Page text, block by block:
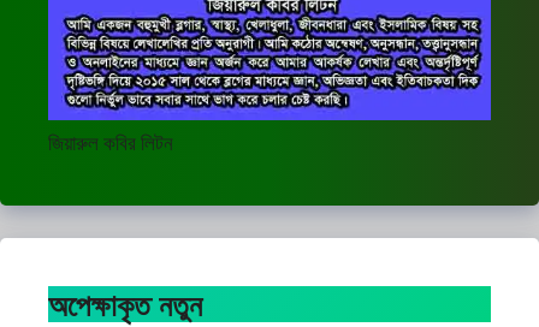
জিয়ারুল কবির লিটন
অপেক্ষাকৃত নতুন